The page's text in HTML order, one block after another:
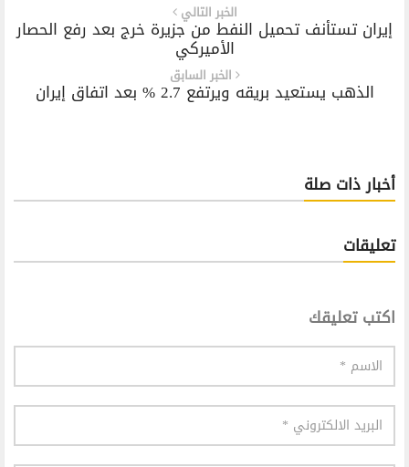
الخبر التالي
إيران تستأنف تحميل النفط من جزيرة خرج بعد رفع الحصار
الأميركي
الخبر السابق
الذهب يستعيد بريقه ويرتفع 2.7 % بعد اتفاق إيران
أخبار ذات صلة
تعليقات
اكتب تعليقك